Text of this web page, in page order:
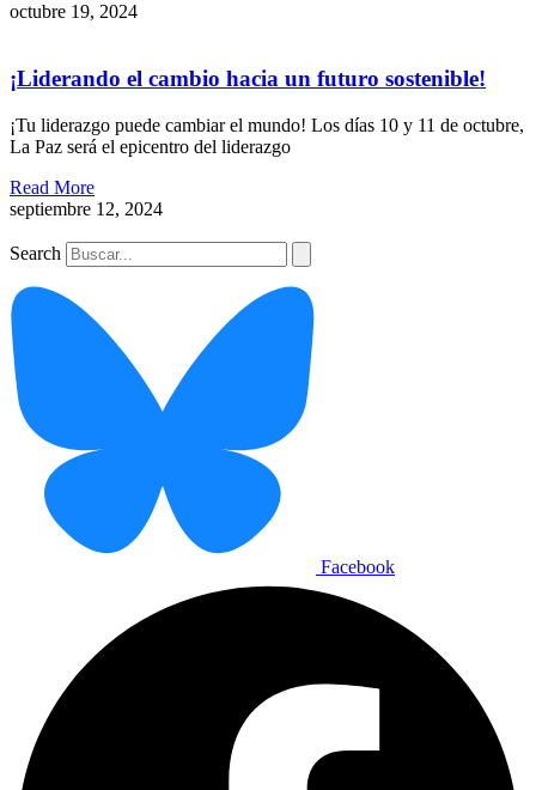
octubre 19, 2024
¡Liderando el cambio hacia un futuro sostenible!​
¡Tu liderazgo puede cambiar el mundo! Los días 10 y 11 de octubre,
La Paz será el epicentro del liderazgo
Read More
septiembre 12, 2024
Search
Facebook